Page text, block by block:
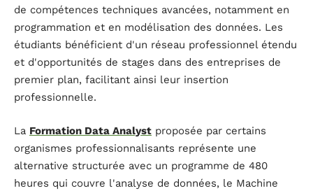
de compétences techniques avancées, notamment en
programmation et en modélisation des données. Les
étudiants bénéficient d'un réseau professionnel étendu
et d'opportunités de stages dans des entreprises de
premier plan, facilitant ainsi leur insertion
professionnelle.
La Formation Data Analyst proposée par certains
organismes professionnalisants représente une
alternative structurée avec un programme de 480
heures qui couvre l'analyse de données, le Machine